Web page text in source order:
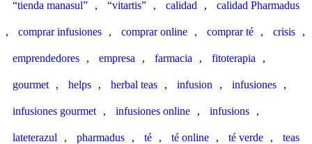
“tienda manasul” , “vitartis” , calidad , calidad Pharmadus
, comprar infusiones , comprar online , comprar té , crisis ,
emprendedores , empresa , farmacia , fitoterapia ,
gourmet , helps , herbal teas , infusion , infusiones ,
infusiones gourmet , infusiones online , infusions ,
lateterazul , pharmadus , té , té online , té verde , teas